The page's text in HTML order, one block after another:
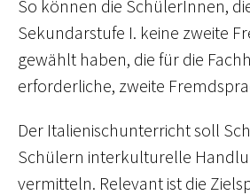
So können die SchülerInnen,
Sekundarstufe I. keine zweite
gewählt haben, die für die
erforderliche, zweite
Der Italienischunterricht soll
Schülern interkulturelle
vermitteln. Relevant ist die